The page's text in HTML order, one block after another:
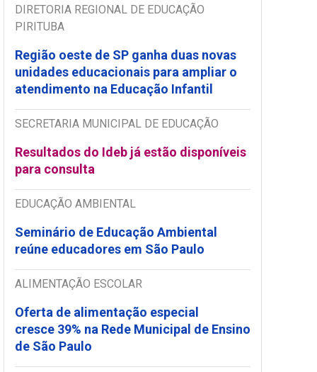
DIRETORIA REGIONAL DE EDUCAÇÃO
PIRITUBA
Região oeste de SP ganha duas novas
unidades educacionais para ampliar o
atendimento na Educação Infantil
SECRETARIA MUNICIPAL DE EDUCAÇÃO
Resultados do Ideb já estão disponíveis
para consulta
EDUCAÇÃO AMBIENTAL
Seminário de Educação Ambiental
reúne educadores em São Paulo
ALIMENTAÇÃO ESCOLAR
Oferta de alimentação especial
cresce 39% na Rede Municipal de Ensino
de São Paulo